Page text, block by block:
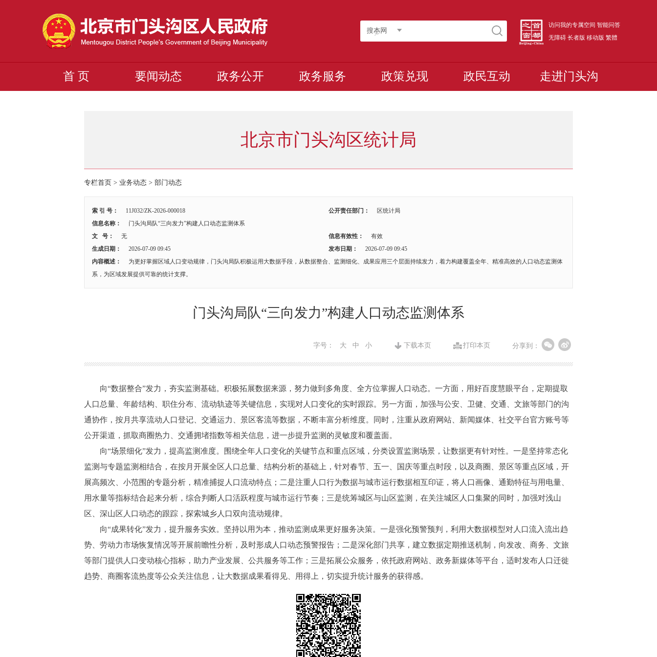
搜本网
访问我的专属空间 智能问答
无障碍 长者版 移动版 繁體
首 页 要闻动态 政务公开 政务服务 政策兑现 政民互动 走进门头沟
北京市门头沟区统计局
专栏首页 > 业务动态 > 部门动态
索 引 号： 11J032/ZK-2026-000018 公开责任部门：
区统计局
信息名称：
门头沟局队“三向发力”构建人口动态监测体系
文 号：
无 信息有效性：
有效
生成日期：
2026-07-09 09:45 发布日期：
2026-07-09 09:45
内容概述：
为更好掌握区域人口变动规律，门头沟局队积极运用大数据手段，从数据整合、监测细化、成果应用三个层面持续发力，着力构建覆盖全年、精准高效的人口动态监测体
系，为区域发展提供可靠的统计支撑。
门头沟局队“三向发力”构建人口动态监测体系
分享到：
打印本页
下载本页
字号： 大 中 小
向“数据整合”发力，夯实监测基础。积极拓展数据来源，努力做到多角度、全方位掌握人口动态。一方面，用好百度慧眼平台，定期提取
人口总量、年龄结构、职住分布、流动轨迹等关键信息，实现对人口变化的实时跟踪。另一方面，加强与公安、卫健、交通、文旅等部门的沟
通协作，按月共享流动人口登记、交通运力、景区客流等数据，不断丰富分析维度。同时，注重从政府网站、新闻媒体、社交平台官方账号等
公开渠道，抓取商圈热力、交通拥堵指数等相关信息，进一步提升监测的灵敏度和覆盖面。
向“场景细化”发力，提高监测准度。围绕全年人口变化的关键节点和重点区域，分类设置监测场景，让数据更有针对性。一是坚持常态化
监测与专题监测相结合，在按月开展全区人口总量、结构分析的基础上，针对春节、五一、国庆等重点时段，以及商圈、景区等重点区域，开
展高频次、小范围的专题分析，精准捕捉人口流动特点；二是注重人口行为数据与城市运行数据相互印证，将人口画像、通勤特征与用电量、
用水量等指标结合起来分析，综合判断人口活跃程度与城市运行节奏；三是统筹城区与山区监测，在关注城区人口集聚的同时，加强对浅山
区、深山区人口动态的跟踪，探索城乡人口双向流动规律。
向“成果转化”发力，提升服务实效。坚持以用为本，推动监测成果更好服务决策。一是强化预警预判，利用大数据模型对人口流入流出趋
势、劳动力市场恢复情况等开展前瞻性分析，及时形成人口动态预警报告；二是深化部门共享，建立数据定期推送机制，向发改、商务、文旅
等部门提供人口变动核心指标，助力产业发展、公共服务等工作；三是拓展公众服务，依托政府网站、政务新媒体等平台，适时发布人口迁徙
趋势、商圈客流热度等公众关注信息，让大数据成果看得见、用得上，切实提升统计服务的获得感。